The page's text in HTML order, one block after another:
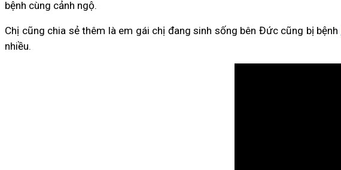
bệnh cùng cảnh ngộ.
Chị cũng chia sẻ thêm là em gái chị đang sinh sống bên Đức cũng bị bệnh
nhiều.